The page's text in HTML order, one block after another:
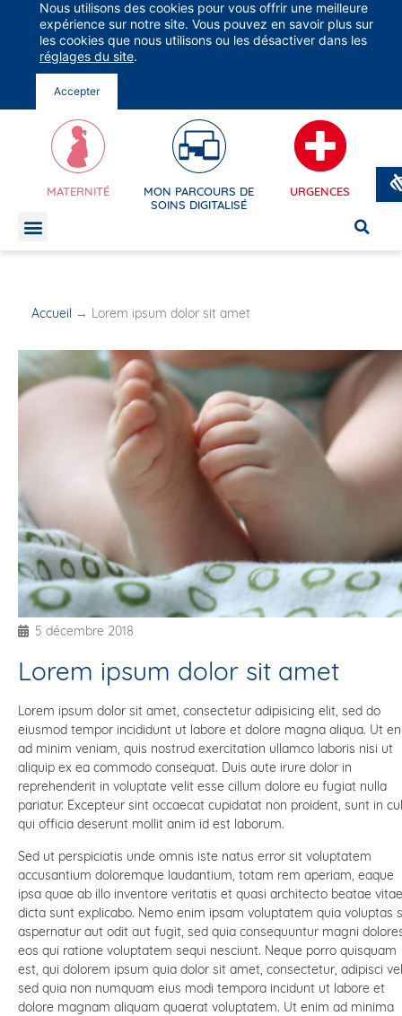
Groupe Vivalto Santé
Entre nous, la vie
MATERNITÉ
MON APPLI EN
MON APPLI EN LIGNE
MON PARCOURS DE
SOINS DIGITALISÉ
URGENCES
Accueil → Lorem ipsum dolor sit amet
5 décembre 2018
Lorem ipsum dolor sit amet
Lorem ipsum dolor sit amet, consectetur adipisicing elit, sed do
eiusmod tempor incididunt ut labore et dolore magna aliqua. Ut
ad minim veniam, quis nostrud exercitation ullamco laboris nisi ut
aliquip ex ea commodo consequat. Duis aute irure dolor in
reprehenderit in voluptate velit esse cillum dolore eu fugiat nulla
pariatur. Excepteur sint occaecat cupidatat non proident, sunt in
qui officia deserunt mollit anim id est laborum.
Sed ut perspiciatis unde omnis iste natus error sit voluptatem
accusantium doloremque laudantium, totam rem aperiam, eaque
ipsa quae ab illo inventore veritatis et quasi architecto beatae vitae
dicta sunt explicabo. Nemo enim ipsam voluptatem quia voluptas
aspernatur aut odit aut fugit, sed quia consequuntur magni
eos qui ratione voluptatem sequi nesciunt. Neque porro quisquam
est, qui dolorem ipsum quia dolor sit amet, consectetur, adipisci
sed quia non numquam eius modi tempora incidunt ut labore et
dolore magnam aliquam quaerat voluptatem. Ut enim ad minima
Nous utilisons des cookies pour vous offrir une meilleure
expérience sur notre site. Vous pouvez en savoir plus sur
les cookies que nous utilisons ou les désactiver dans les
réglages du site.
Accepter